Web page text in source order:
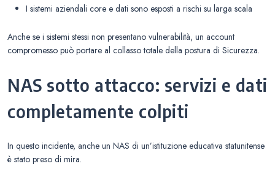
I sistemi aziendali core e dati sono esposti a rischi su larga scala
Anche se i sistemi stessi non presentano vulnerabilità, un account
compromesso può portare al collasso totale della postura di Sicurezza.
NAS sotto attacco: servizi e dati
completamente colpiti
In questo incidente, anche un NAS di un’istituzione educativa statunitense
è stato preso di mira.